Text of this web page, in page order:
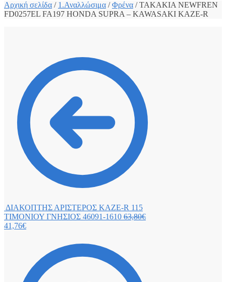
Αρχική σελίδα / 1.Αναλλώσιμα /Φρένα /ΤΑΚΑΚΙΑ NEWFREN
FD0257EL FA197 HONDA SUPRA – KAWASAKI KAZE-R
ΔΙΑΚΟΠΤΗΣ ΑΡΙΣΤΕΡΟΣ KAZE-R 115
ΤΙΜΟΝΙΟΥ ΓΝΗΣΙΟΣ 46091-1610 63,80€
41,76€